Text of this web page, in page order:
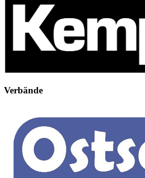
Verbände